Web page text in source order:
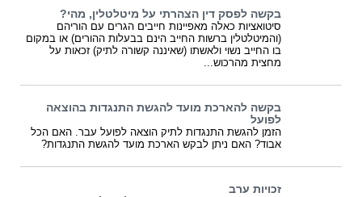
בקשה לפסק דין הצהרתי על מיטלטלין, מהי?
סיטואציות כאלה מאפיינות חייבים הגרים עם הוריהם
(והמיטלטלין ברשות החייב הינם בבעלות ההורים) או במקום
בו החייב נשוי ולאשתו (שאיננה קשורה לתיק) זכאות על
מחצית מהרכוש...
בקשה להארכת מועד להגשת התנגדות בהוצאה
לפועל
הזמן להגשת התנגדות לתיק הוצאה לפועל עבר. האם הכל
אבוד? האם ניתן לבקש הארכת מועד להגשת התנגדות?
זכויות ערב